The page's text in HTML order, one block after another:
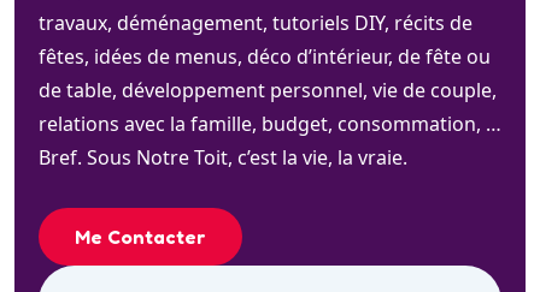
travaux, déménagement, tutoriels DIY, récits de
fêtes, idées de menus, déco d’intérieur, de fête ou
de table, développement personnel, vie de couple,
relations avec la famille, budget, consommation, …
Bref. Sous Notre Toit, c’est la vie, la vraie.
Me Contacter